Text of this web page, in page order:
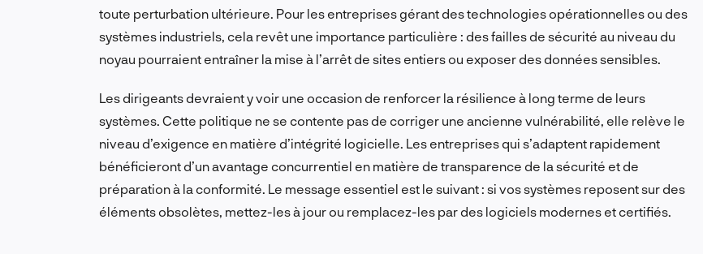
toute perturbation ultérieure. Pour les entreprises gérant des technologies opérationnelles ou des
systèmes industriels, cela revêt une importance particulière : des failles de sécurité au niveau du
noyau pourraient entraîner la mise à l’arrêt de sites entiers ou exposer des données sensibles.
Les dirigeants devraient y voir une occasion de renforcer la résilience à long terme de leurs
systèmes. Cette politique ne se contente pas de corriger une ancienne vulnérabilité, elle relève le
niveau d’exigence en matière d’intégrité logicielle. Les entreprises qui s’adaptent rapidement
bénéficieront d’un avantage concurrentiel en matière de transparence de la sécurité et de
préparation à la conformité. Le message essentiel est le suivant : si vos systèmes reposent sur des
éléments obsolètes, mettez-les à jour ou remplacez-les par des logiciels modernes et certifiés.